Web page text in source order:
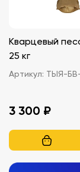
Кварцевый
25 кг
Артикул: ТЫЯ-
3 300 ₽